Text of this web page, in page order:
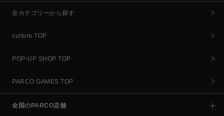
全カテゴリーから探す
culture TOP
POP-UP SHOP TOP
PARCO GAMES TOP
全国のPARCO店舗